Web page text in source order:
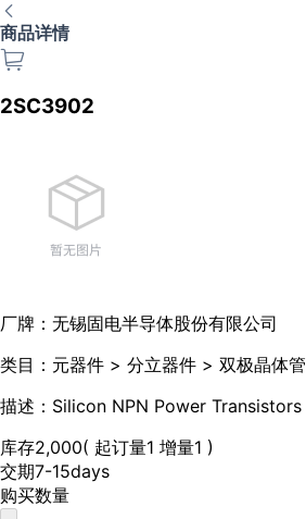
商品详情
2SC3902
厂牌： 无锡固电半导体股份有限公司
类目： 元器件 > 分立器件 > 双极晶体管
描述： Silicon NPN Power Transistors
库存2,000( 起订量1 增量1 )
交期7-15days
购买数量